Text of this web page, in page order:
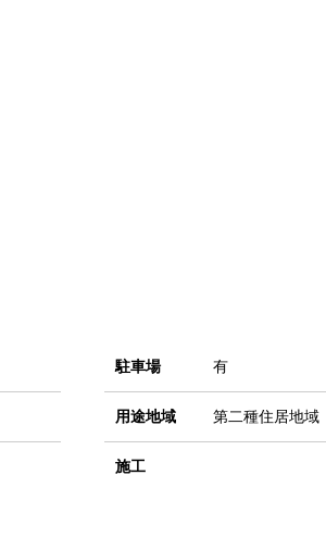
駐車場 有
用途地域 第二種住居地域
施工